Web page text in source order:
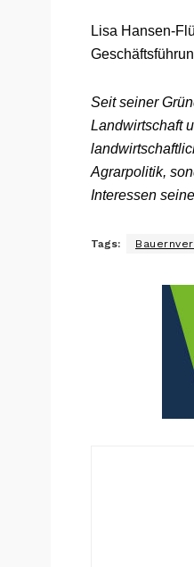
Lisa Hansen-
Seit seiner
Landwirtschaft
Agrarpolitik,
Interessen
Tags: